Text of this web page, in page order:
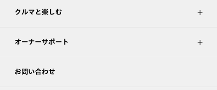
クルマと楽しむ
オーナーサポート
お問い合わせ